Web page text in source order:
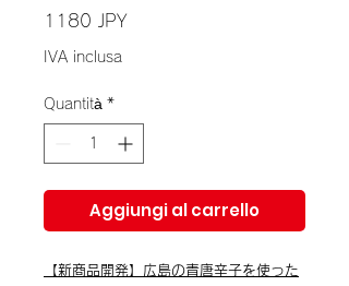
1180 JPYPrezzo
IVA inclusa
Quantità *
Aggiungi al carrello
【新商品開発】広島の青唐辛子を使った